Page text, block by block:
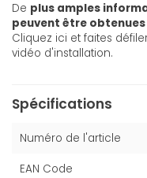
De plus amples
peuvent être
Cliquez ici et faites
vidéo d'installation.
Spécifications
Numéro de l'article
EAN Code